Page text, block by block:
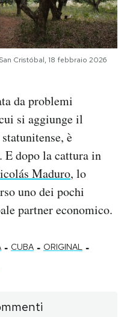
Cristóbal, 18 febbraio 2026
da problemi
si aggiunge il
è
dopo la cattura in
Maduro, lo
uno dei pochi
partner economico.
- CUBA - ORIGINAL -